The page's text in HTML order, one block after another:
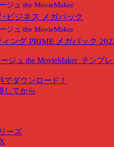
ジュ the MovieMaker
ビジネス メガパック
ジュ the MovieMaker
ィング PRIME メガパック
ジュ the MovieMakerテンプ
でダウンロード！
してから
ーズ